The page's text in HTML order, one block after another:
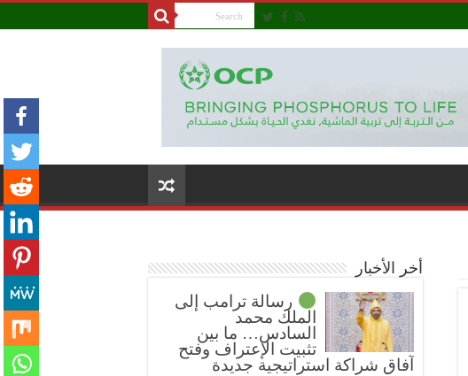
أخر الأخبار
رسالة ترامب إلى
الملك محمد
السادس… ما بين
تثبيت الإعتراف وفتح
آفاق شراكة استراتيجية جديدة